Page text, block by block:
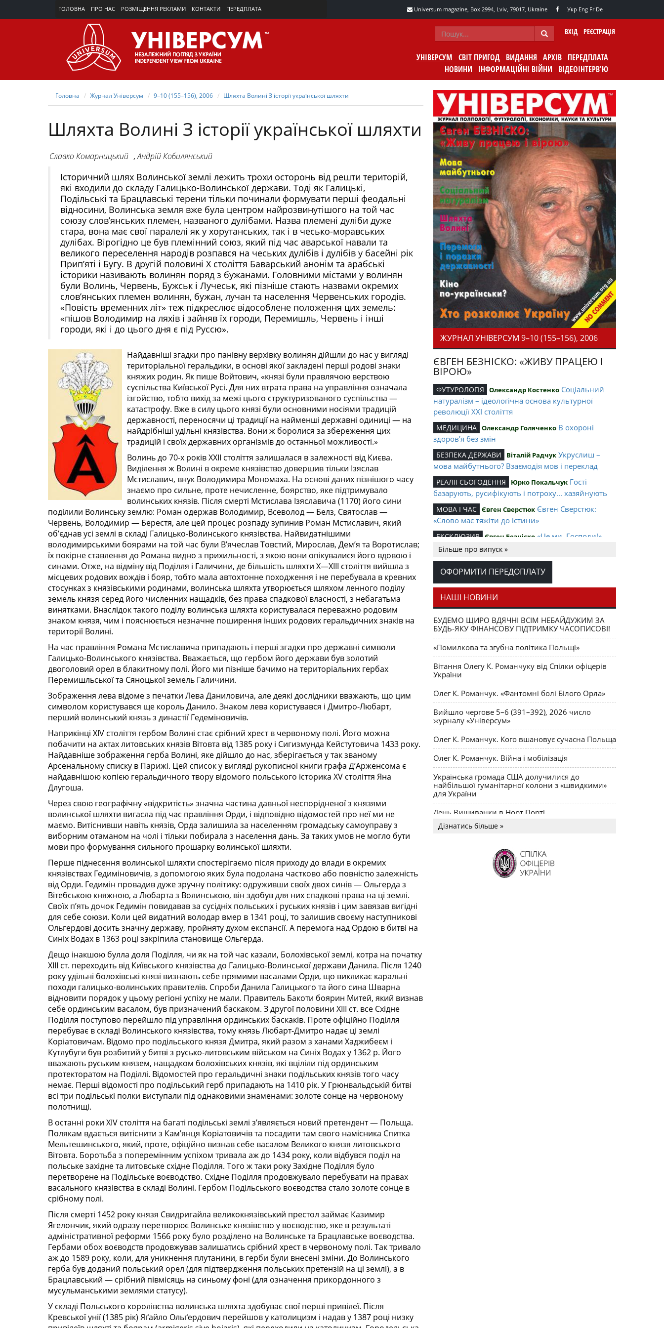
ГОЛОВНА ПРО НАС РОЗМІЩЕННЯ РЕКЛАМИ КОНТАКТИ ПЕРЕДПЛАТА Universum magazine, Box 2994, Lviv, 79017, Ukraine Укр Eng Fr De
ВХІД РЕЄСТРАЦІЯ
УНІВЕРСУМ СВІТ ПРИГОД ВИДАННЯ АРХІВ ПЕРЕДПЛАТА
НОВИНИ
ІНФОРМАЦІЙНІ ВІЙНИ ВІДЕОІНТЕРВ'Ю
Головна Журнал Універсум 9–10 (155–156), 2006 Шляхта Волині З історії української шляхти
Шляхта Волині З історії української шляхти
Славко Комарницький ,Андрій Кобилянський
Історичний шлях Волинської землі лежить трохи осторонь від решти територій,
які входили до складу Галицько-Волинської держави. Тоді як Галицькі,
Подільські та Брацлавські терени тільки починали формувати перші феодальні
відносини, Волинська земля вже була центром найрозвинутішого на той час
союзу слов’янських племен, названого дулібами. Назва племені дуліби дуже
стара, вона має свої паралелі як у хорутанських, так і в чесько-моравських
дулібах. Вірогідно це був племінний союз, який під час аварської навали та
великого переселення народів розпався на чеських дулібів і дулібів у басейні рік
Прип’яті і Бугу. В другій половині X століття Баварський анонім та арабські
історики називають волинян поряд з бужанами. Головними містами у волинян
були Волинь, Червень, Бужськ і Лучеськ, які пізніше стають назвами окремих
слов’янських племен волинян, бужан, лучан та населення Червенських городів.
«Повість временних літ» теж підкреслює відособлене положення цих земель:
«пішов Володимир на ляхів і зайняв їх городи, Перемишль, Червень і інші
городи, які і до цього дня є під Руссю».
Найдавніші згадки про панівну верхівку волинян дійшли до нас у вигляді
територіальної геральдики, в основі якої закладені перші родові знаки
княжих родин. Як пише Войтович, «князі були правлячою верствою
суспільства Київської Русі. Для них втрата права на управління означала
ізгойство, тобто вихід за межі цього структуризованого суспільства —
катастрофу. Вже в силу цього князі були основними носіями традицій
державності, переносячи ці традиції на найменші державні одиниці — на
найдрібніші удільні князівства. Вони ж боролися за збереження цих
традицій і своїх державних організмів до останньої можливості.»
Волинь до 70-х років XXII століття залишалася в залежності від Києва.
Виділення ж Волині в окреме князівство довершив тільки Ізяслав
Мстиславич, внук Володимира Мономаха. На основі даних пізнішого часу
знаємо про сильне, проте нечисленне, боярство, яке підтримувало
волинських князів. Після смерті Мстислава Ізяславича (1170) його сини
поділили Волинську землю: Роман одержав Володимир, Всеволод — Белз, Святослав —
Червень, Володимир — Берестя, але цей процес розпаду зупинив Роман Мстиславич, який
об’єднав усі землі в складі Галицько-Волинського князівства. Найвидатнішими
володимирськими боярами на той час були В’ячеслав Товстий, Мирослав, Дем’я та Воротислав;
їх покірне ставлення до Романа видно з прихильності, з якою вони опікувалися його вдовою і
синами. Отже, на відміну від Поділля і Галичини, де більшість шляхти X—XIII століття вийшла з
місцевих родових вождів і бояр, тобто мала автохтонне походження і не перебувала в кревних
стосунках з князівськими родинами, волинська шляхта утворюється шляхом ленного поділу
земель князя серед його численних нащадків, без права спадкової власності, з небагатьма
винятками. Внаслідок такого поділу волинська шляхта користувалася переважно родовим
знаком князя, чим і пояснюється незначне поширення інших родових геральдичних знаків на
території Волині.
На час правління Романа Мстиславича припадають і перші згадки про державні символи
Галицько-Волинського князівства. Вважається, що гербом його держави був золотий
двоголовий орел в блакитному полі. Його ми пізніше бачимо на територіальних гербах
Перемишльської та Сяноцької земель Галичини.
Зображення лева відоме з печатки Лева Даниловича, але деякі дослідники вважають, що цим
символом користувався ще король Данило. Знаком лева користувався і Дмитро-Любарт,
перший волинський князь з династії Гедеміновичів.
Наприкінці XIV століття гербом Волині стає срібний хрест в червоному полі. Його можна
побачити на актах литовських князів Вітовта від 1385 року і Сигизмунда Кейстутовича 1433 року.
Найдавніше зображення герба Волині, яке дійшло до нас, зберігається у так званому
Арсенальному списку в Парижі. Цей список у вигляді рукописноi книги графа Д’Арженсома є
найдавнішою копією геральдичного твору відомого польського історика XV століття Яна
Длугоша.
Через свою географічну «відкритість» значна частина давньої неспорідненої з князями
волинської шляхти вигасла під час правління Орди, і відповідно відомостей про неї ми не
маємо. Витіснивши навіть князів, Орда залишила за населенням громадську самоуправу з
виборним отаманом на чолі і тільки побирала з населення дань. За таких умов не могло бути
мови про формування сильного прошарку волинської шляхти.
Перше піднесення волинської шляхти спостерігаємо після приходу до влади в окремих
князівствах Гедиміновичів, з допомогою яких була подолана частково або повністю залежність
від Орди. Гедимін провадив дуже зручну політику: одруживши своїх двох синів — Ольгерда з
Вітебською княжною, а Любарта з Волинською, він здобув для них спадкові права на ці землі.
Своїх п’ять дочок Гедимін повидавав за сусідніх польських і руських князів і цим завязав вигідні
для себе союзи. Коли цей видатний володар вмер в 1341 році, то залишив своєму наступникові
Ольгердові досить значну державу, пройняту духом експансії. А перемога над Ордою в битві на
Синіх Водах в 1363 році закріпила становище Ольгерда.
Дещо інакшою булла доля Поділля, чи як на той час казали, Болохівської землі, котра на початку
ХIII ст. переходить від Київського князівства до Галицько-Волинської держави Данила. Після 1240
року удільні болохівські князі визнають себе прямими васалами Орди, що викликає каральні
походи галицько-волинських правителів. Спроби Данила Галицького та його сина Шварна
відновити порядок у цьому регіоні успіху не мали. Правитель Бакоти боярин Митей, який визнав
себе ординським васалом, був призначений баскаком. З другої половини XIII ст. все Східне
Поділля поступово перейшло під управління ординських баскаків. Проте офіційно Поділля
перебуває в складі Волинського князівства, тому князь Любарт-Дмитро надає ці землі
Коріатовичам. Відомо про подільського князя Дмитра, який разом з ханами Хаджибеєм і
Кутлубуги був розбитий у битві з русько-литовським військом на Синіх Водах у 1362 р. Його
вважають руським князем, нащадком болохівських князів, які вціліли під ординським
протекторатом на Поділлі. Відомостей про геральдичні знаки подільських князів того часу
немає. Перші відомості про подільський герб припадають на 1410 рік. У Грюнвальдській битві
всі три подільські полки виступали під однаковими знаменами: золоте сонце на червоному
полотнищі.
В останні роки XIV століття на багаті подільські землі з’являється новий претендент — Польща.
Полякам вдається витіснити з Кам’янця Коріатовичів та посадити там свого намісника Спитка
Мельтешинського, який, проте, офіційно визнав себе васалом Великого князя литовського
Вітовта. Боротьба з поперемінним успіхом тривала аж до 1434 року, коли відбувся поділ на
польське західне та литовське східне Поділля. Того ж таки року Західне Поділля було
перетворене на Подільське воєводство. Східне Поділля продовжувало перебувати на правах
васального князівства в складі Волині. Гербом Подільського воєводства стало золоте сонце в
срібному полі.
Після смерті 1452 року князя Свидригайла великокнязівський престол займає Казимир
Ягелончик, який одразу перетворює Волинське князівство у воєводство, яке в результаті
адміністративної реформи 1566 року було розділено на Волинське та Брацлавське воєводства.
Гербами обох воєводств продовжував залишатись срібний хрест в червоному полі. Так тривало
аж до 1589 року, коли, для уникнення плутанини, в герби були внесені зміни. До Волинського
герба був доданий польський орел (для підтвердження польських претензій на ці землі), а в
Брацлавський — срібний півмісяць на синьому фоні (для означення прикордонного з
мусульманськими землями статусу).
У складі Польського королівства волинська шляхта здобуває свої перші привілеї. Після
Кревської унії (1385 рік) Яґайло Ольґердович перейшов у католицизм і надав у 1387 році низку
ЖУРНАЛ УНІВЕРСУМ 9–10 (155–156), 2006
ЄВГЕН БЕЗНІСКО: «ЖИВУ ПРАЦЕЮ І
ВІРОЮ»
ФУТУРОЛОГІЯ Олександр Костенко Соціальний
натуралізм – ідеологічна основа культурної
революції ХХІ століття
МЕДИЦИНА Олександр Голяченко В охороні
здоров’я без змін
БЕЗПЕКА ДЕРЖАВИ Віталій Радчук Укруслиш –
мова майбутнього? Взаємодія мов і переклад
РЕАЛІЇ СЬОГОДЕННЯ Юрко Покальчук Гості
базарують, русифікують і потроху... хазяйнують
МОВА І ЧАС Євген Сверстюк Євген Сверстюк:
«Слово має тяжіти до істини»
ЕКСКЛЮЗИВ Євген Безніско «Це ми, Господи!»
ЮВІЛЕЇ Олександер Шугай
виконав»
Шляхта Волині З історії української
шляхти
NO COMMENT Леонід Шульман Прощавай,
Майдане! Переможний фініш контрреволюції
СЛОВО РЕДАКЦІЙНЕ Василь НепийводаХто
розколює Україну
Більше про випуск »
ОФОРМИТИ ПЕРЕДОПЛАТУ
НАШІ НОВИНИ
БУДЕМО ЩИРО ВДЯЧНІ ВСІМ НЕБАЙДУЖИМ ЗА
БУДЬ-ЯКУ ФІНАНСОВУ ПІДТРИМКУ ЧАСОПИСОВІ!
«Помилкова та згубна політика Польщі»
Вітання Олегу К. Романчуку від Спілки офіцерів
України
Олег К. Романчук. «Фантомні болі Білого Орла»
Вийшло чергове 5–6 (391–392), 2026 число
журналу «Універсум»
Олег К. Романчук. Кого вшановує сучасна Польща
Олег К. Романчук. Війна і мобілізація
Українська громада США долучилися до
найбільшої гуманітарної колони з «швидкими»
для України
День Вишиванки в Норт Порті
OPUS MAGNUM Олега К. Романчука
Дізнатись більше »